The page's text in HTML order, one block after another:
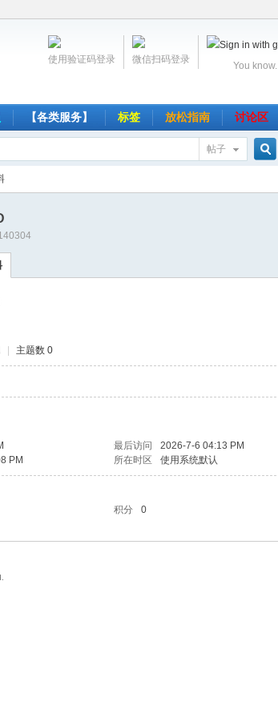
You know.
微信扫码登录
使用验证码登录
【各类服务】 标签 放松指南 讨论区
帖子
主题数 0
最后访问 2026-7-6 04:13 PM
PM 所在时区 使用系统默认
积分 0